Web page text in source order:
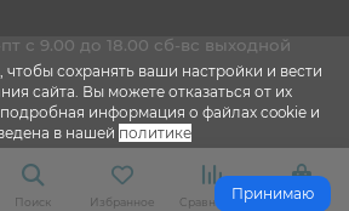
сохранять ваши настройки и вести
сайта. Вы можете отказаться от их
информация о файлах cookie и
в нашей политике
Принимаю
с 9.00 до 18.00 сб-вс выходной
Поиск Избранное Сравнение Корзина